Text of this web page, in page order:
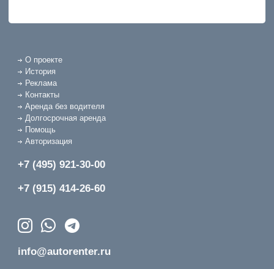
О проекте
История
Реклама
Контакты
Аренда без водителя
Долгосрочная аренда
Помощь
Авторизация
+7 (495) 921-30-00
+7 (915) 414-26-60
info@autorenter.ru